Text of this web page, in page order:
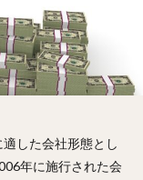
した会社形態とし
年に施行された会